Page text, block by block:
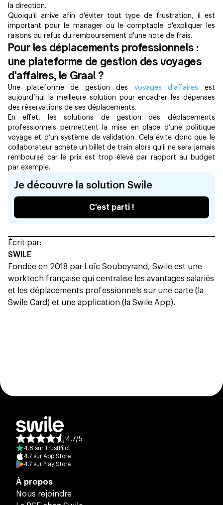
la direction.
Quoiqu'il arrive afin d'éviter tout type de frustration, il est
important pour le manager ou le comptable d'expliquer les
raisons du refus du remboursement d'une note de frais.
Pour les déplacements professionnels :
une plateforme de gestion des voyages
d'affaires, le Graal ?
Une plateforme de gestion des voyages d'affaires est
aujourd’hui la meilleure solution pour encadrer les dépenses
des réservations de ses déplacements.
En effet, les solutions de gestion des déplacements
professionnels permettent la mise en place d’une politique
voyage et d’un système de validation. Cela évite donc que le
collaborateur achète un billet de train alors qu'il ne sera jamais
remboursé car le prix est trop élevé par rapport au budget
par exemple.
Je découvre la solution Swile
C'est parti !
Écrit par:
SWILE
Fondée en 2018 par Loïc Soubeyrand, Swile est une
worktech française qui centralise les avantages salariés
et les déplacements professionnels sur une carte (la
Swile Card) et une application (la Swile App).
Note moyenne des avis :
4.7/5
4.8 sur TrustPilot
4.7 sur App Store
4.7 sur Play Store
À propos
Nous rejoindre